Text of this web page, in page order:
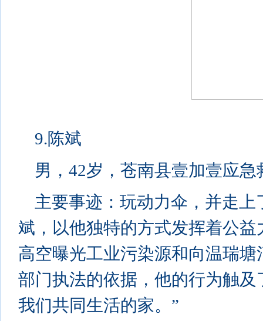
9.陈斌
男，42岁，苍南县壹加壹应
主要事迹：玩动力伞，并走
斌，以他独特的方式发挥着公益
高空曝光工业污染源和向温瑞
部门执法的依据，他的行为触
我们共同生活的家。”